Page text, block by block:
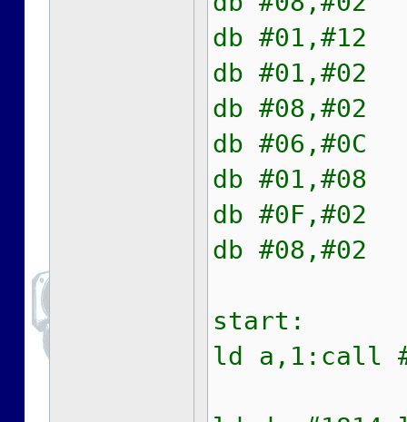
db #01,#12
db #01,#02
db #08,#02
db #06,#0C
db #01,#08
db #0F,#02
db #08,#02
start:
ld a,1:call